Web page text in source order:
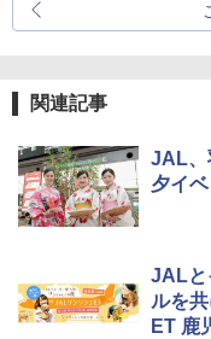
関連記事
JAL、
夕イ
JALと
ルを
ET 鹿